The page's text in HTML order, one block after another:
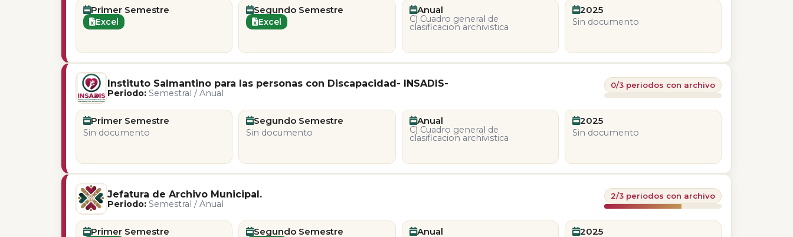
Primer Semestre
Excel
Segundo Semestre
Excel
Anual
C) Cuadro general de
clasificacion archivistica
2025
Sin documento
Instituto Salmantino para las personas con Discapacidad- INSADIS-
Periodo: Semestral / Anual
0/3 periodos con archivo
Primer Semestre
Sin documento
Segundo Semestre
Sin documento
Anual
C) Cuadro general de
clasificacion archivistica
2025
Sin documento
Jefatura de Archivo Municipal.
Periodo: Semestral / Anual
2/3 periodos con archivo
Primer Semestre Segundo Semestre Anual 2025